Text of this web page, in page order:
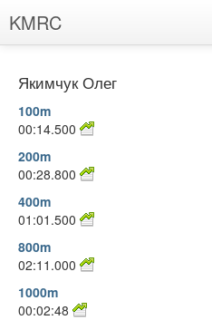
KMRC
Дівчата
Рекорди клуба
Марафонці
Події
Знайшли помилку?
Пропозиції
Якимчук Олег
100m
00:14.500
200m
00:28.800
400m
01:01.500
800m
02:11.000
1000m
00:02:48